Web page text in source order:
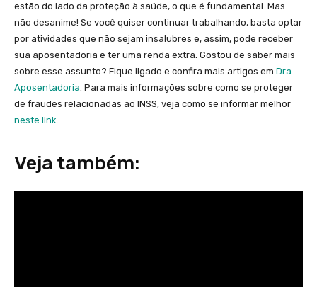
estão do lado da proteção à saúde, o que é fundamental. Mas
não desanime! Se você quiser continuar trabalhando, basta optar
por atividades que não sejam insalubres e, assim, pode receber
sua aposentadoria e ter uma renda extra. Gostou de saber mais
sobre esse assunto? Fique ligado e confira mais artigos em Dra
Aposentadoria. Para mais informações sobre como se proteger
de fraudes relacionadas ao INSS, veja como se informar melhor
neste link.
Veja também: